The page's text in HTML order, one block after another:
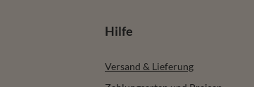
Hilfe
Versand & Lieferung